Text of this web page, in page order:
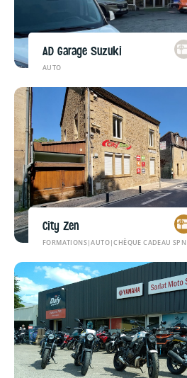
AD Garage Suzuki
AUTO
City Zen
FORMATIONS|AUTO|CHÈQUE CADEAU SPN